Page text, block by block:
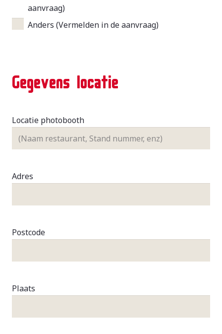
aanvraag)
Anders (Vermelden in de aanvraag)
Gegevens locatie
Locatie photobooth
Adres
Postcode
Plaats